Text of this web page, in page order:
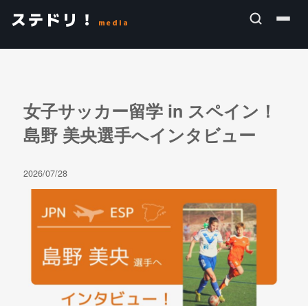
ステドリ！ media
女子サッカー留学 in スペイン！
島野 美央選手へインタビュー
2026/07/28